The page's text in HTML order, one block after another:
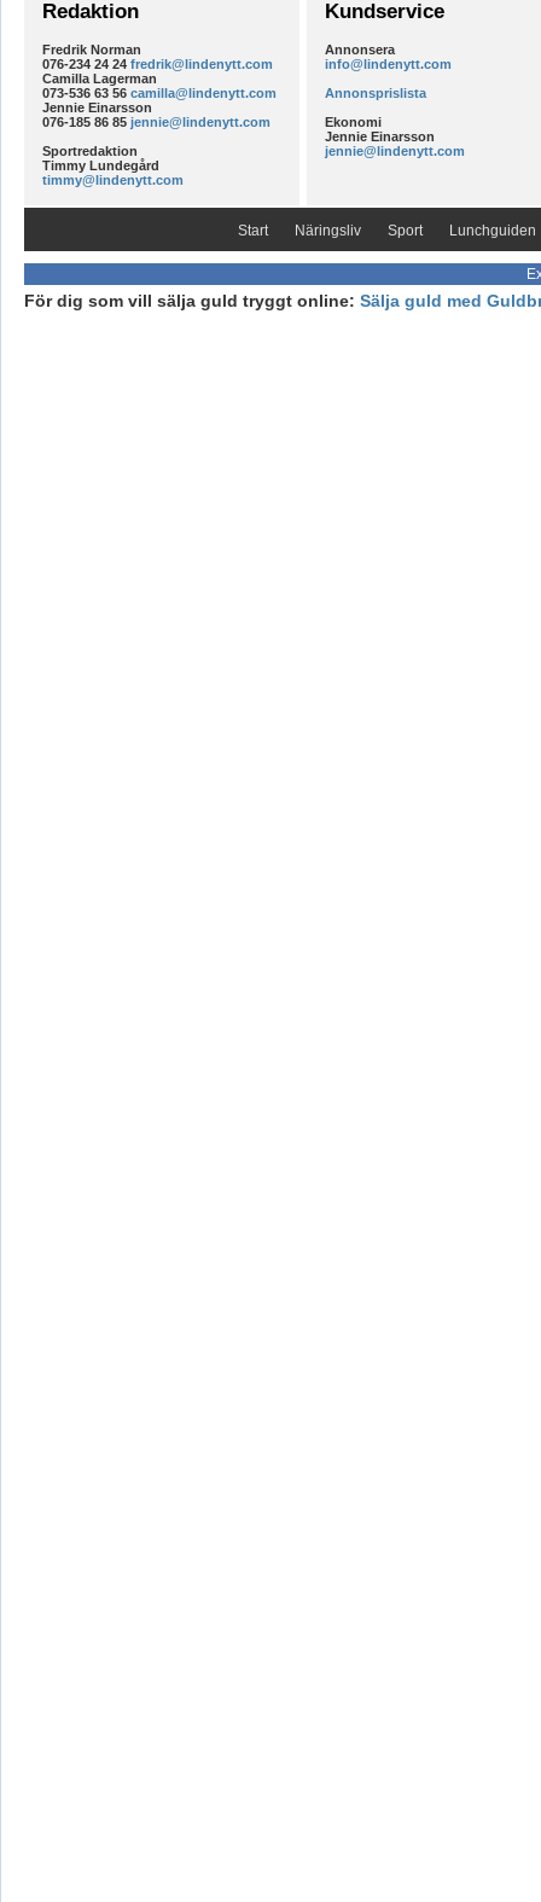
Redaktion
Fredrik Norman
076-234 24 24 fredrik@lindenytt.com
Camilla Lagerman
073-536 63 56 camilla@lindenytt.com
Jennie Einarsson
076-185 86 85 jennie@lindenytt.com
Sportredaktion
Timmy Lundegård
timmy@lindenytt.com
Kundservice
Annonsera
info@lindenytt.com
Annonsprislista
Ekonomi
Jennie Einarsson
jennie@lindenytt.com
Start Näringsliv Sport Lunchguiden
För dig som vill sälja guld tryggt online: Sälja guld med